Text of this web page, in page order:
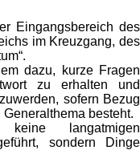
Eingangsbereich des
im Kreuzgang, des
dazu, kurze Fragen
zu erhalten und
sofern Bezug
besteht.
langatmigen
sondern Dinge